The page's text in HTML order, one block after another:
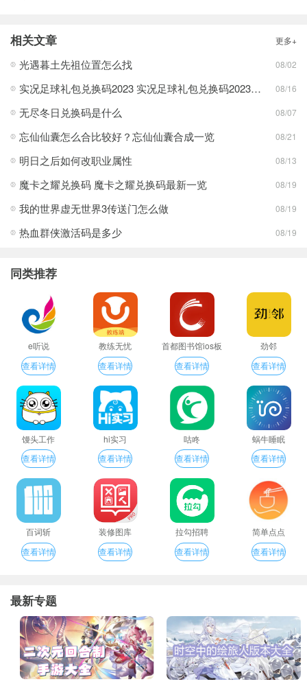
相关文章 更多+
光遇暮土先祖位置怎么找 08/02
实况足球礼包兑换码2023 实况足球礼包兑换码2023最新一览 08/16
无尽冬日兑换码是什么 08/07
忘仙仙囊怎么合比较好？忘仙仙囊合成一览 08/21
明日之后如何改职业属性 08/13
魔卡之耀兑换码 魔卡之耀兑换码最新一览 08/19
我的世界虚无世界3传送门怎么做 08/19
热血群侠激活码是多少 08/19
同类推荐
e听说
查看详情
教练无忧
查看详情
首都图书馆ios板
查看详情
劲邻
查看详情
馒头工作
查看详情
hi实习
查看详情
咕咚
查看详情
蜗牛睡眠
查看详情
百词斩
查看详情
装修图库
查看详情
拉勾招聘
查看详情
简单点点
查看详情
最新专题